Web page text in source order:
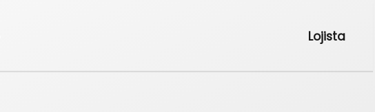
Lojista